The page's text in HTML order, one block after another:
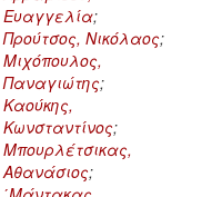
Ευαγγελία;
Προύτσος, Νικόλαος;
Μιχόπουλος,
Παναγιώτης;
Καούκης,
Κωνσταντίνος;
Μπουρλέτσικας,
Αθανάσιος;